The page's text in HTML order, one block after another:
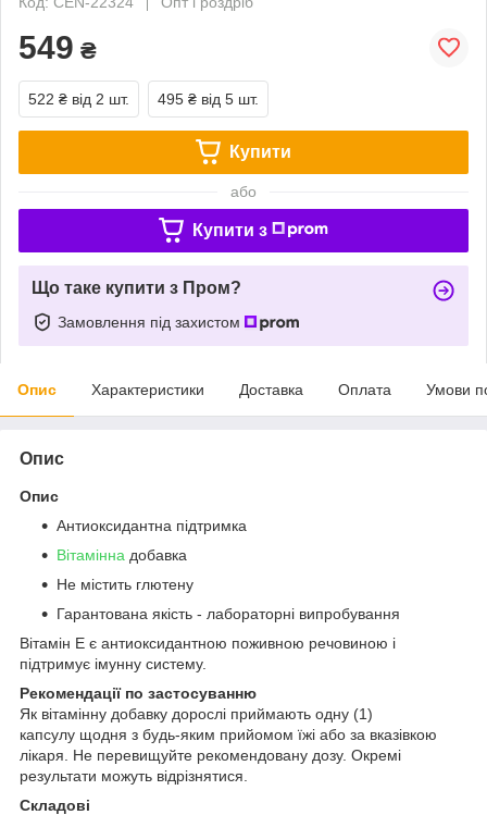
549 ₴
522 ₴ від 2 шт. 495 ₴ від 5 шт.
Купити
або
Купити з
Що таке купити з Пром?
Замовлення під захистом
Опис Характеристики Доставка Оплата Умови
Опис
Опис
Антиоксидантна підтримка
Вітамінна добавка
Не містить глютену
Гарантована якість - лабораторні випробування
Вітамін Е є антиоксидантною поживною речовиною і
підтримує імунну систему.
Рекомендації по застосуванню
Як вітамінну добавку дорослі приймають одну (1)
капсулу щодня з будь-яким прийомом їжі або за вказівкою
лікаря. Не перевищуйте рекомендовану дозу. Окремі
результати можуть відрізнятися.
Складові